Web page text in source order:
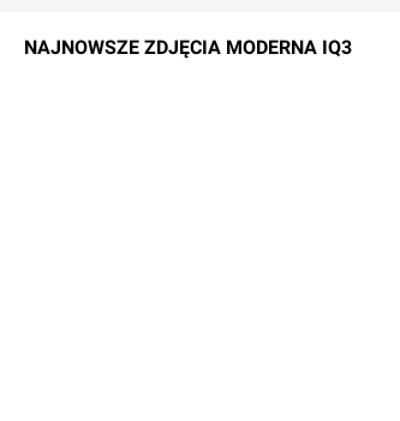
NAJNOWSZE ZDJĘCIA MODERNA IQ3